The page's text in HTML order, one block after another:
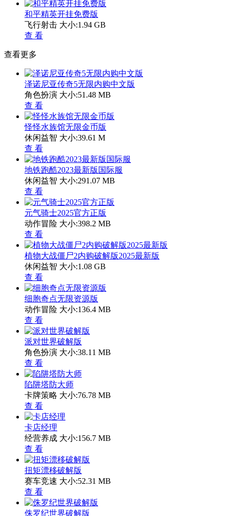
和平精英开挂免费版
飞行射击 大小:1.94 GB
查 看
查看更多
泽诺尼亚传奇5无限内购中文版
角色扮演 大小:51.48 MB
查 看
怪怪水族馆无限金币版
休闲益智 大小:39.61 M
查 看
地铁跑酷2023最新版国际服
休闲益智 大小:291.07 MB
查 看
元气骑士2025官方正版
动作冒险 大小:398.2 MB
查 看
植物大战僵尸2内购破解版2025最新版
休闲益智 大小:1.08 GB
查 看
细胞奇点无限资源版
动作冒险 大小:136.4 MB
查 看
派对世界破解版
角色扮演 大小:38.11 MB
查 看
陷阱塔防大师
卡牌策略 大小:76.78 MB
查 看
卡店经理
经营养成 大小:156.7 MB
查 看
扭矩漂移破解版
赛车竞速 大小:52.31 MB
查 看
侏罗纪世界破解版